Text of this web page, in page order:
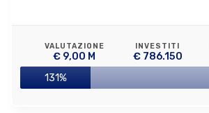
VALUTAZIONE
€ 9,00 M
INVESTITI
€ 786.150
131%